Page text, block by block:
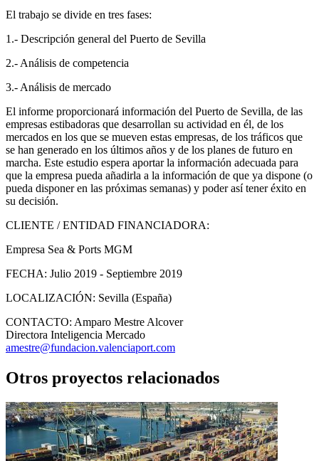
El trabajo se divide en tres fases:
1.- Descripción general del Puerto de Sevilla
2.- Análisis de competencia
3.- Análisis de mercado
El informe proporcionará información del Puerto de Sevilla, de las
empresas estibadoras que desarrollan su actividad en él, de los
mercados en los que se mueven estas empresas, de los tráficos que
se han generado en los últimos años y de los planes de futuro en
marcha. Este estudio espera aportar la información adecuada para
que la empresa pueda añadirla a la información de que ya dispone (o
pueda disponer en las próximas semanas) y poder así tener éxito en
su decisión.
CLIENTE / ENTIDAD FINANCIADORA:
Empresa Sea & Ports MGM
FECHA: Julio 2019 - Septiembre 2019
LOCALIZACIÓN: Sevilla (España)
CONTACTO: Amparo Mestre Alcover
Directora Inteligencia Mercado
amestre@fundacion.valenciaport.com
Otros proyectos relacionados